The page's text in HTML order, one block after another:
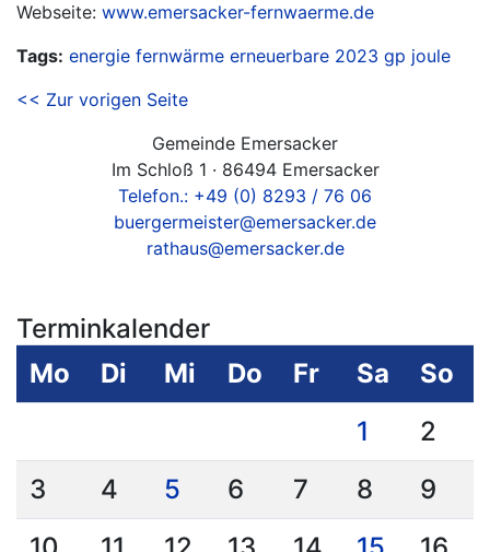
Webseite: www.emersacker-fernwaerme.de
Tags: energie fernwärme erneuerbare 2023 gp joule
<< Zur vorigen Seite
Gemeinde Emersacker
Im Schloß 1 · 86494 Emersacker
Telefon.: +49 (0) 8293 / 76 06
buergermeister@emersacker.de
rathaus@emersacker.de
Terminkalender
Mo
Di Mi Do Fr Sa
So
1
2
3
4 5 6 7 8
9